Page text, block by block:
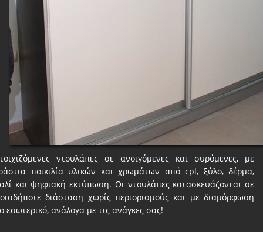
ντουλάπες σε ανοιγόμενες και συρόμενες, με
ποικιλία υλικών και χρωμάτων από cpl, ξύλο, δέρμα,
και ψηφιακή εκτύπωση. Οι ντουλάπες κατασκευάζονται σε
διάσταση χωρίς περιορισμούς και με διαμόρφωση
εσωτερικό, ανάλογα με τις ανάγκες σας!